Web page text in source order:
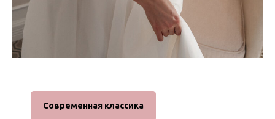
Современная классика